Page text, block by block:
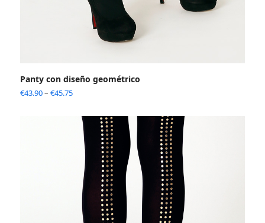
Panty con diseño geométrico
€43.90– €45.75